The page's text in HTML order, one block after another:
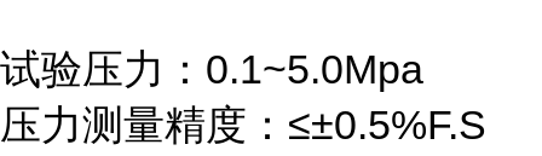
试验压力：0.1~5.0Mpa
压力测量精度：≤±0.5%F.S